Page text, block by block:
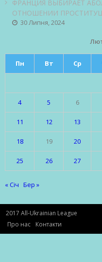
ФРАНЦИЯ ВЫБИРАЕТ
ОТНОШЕНИИ
30 Липня, 2024
Пн Вт Ср
4 5 6
11 12 13
18 19 20
25 26 27
« Січ Бер »
2017 All-Ukrainian League
Про нас
Контакти